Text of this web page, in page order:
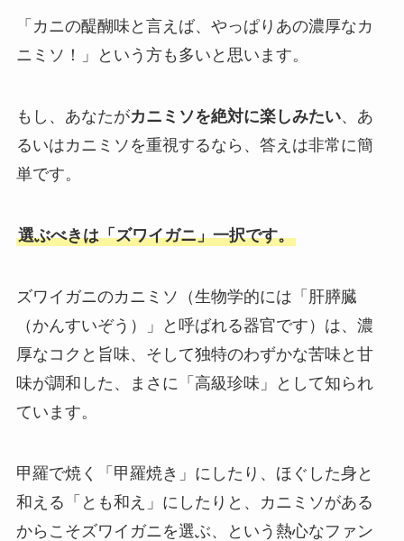
「カニの醍醐味と言えば、やっぱりあの濃厚なカ
ニミソ！」という方も多いと思います。
もし、あなたがカニミソを絶対に楽しみたい、あ
るいはカニミソを重視するなら、答えは非常に簡
単です。
選ぶべきは「ズワイガニ」一択です。
ズワイガニのカニミソ（生物学的には「肝膵臓
（かんすいぞう）」と呼ばれる器官です）は、濃
厚なコクと旨味、そして独特のわずかな苦味と甘
味が調和した、まさに「高級珍味」として知られ
ています。
甲羅で焼く「甲羅焼き」にしたり、ほぐした身と
和える「とも和え」にしたりと、カニミソがある
からこそズワイガニを選ぶ、という熱心なファン